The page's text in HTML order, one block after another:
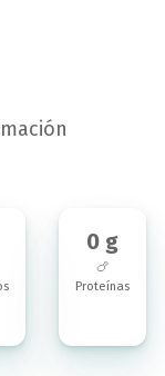
0 g
🍗
Proteínas